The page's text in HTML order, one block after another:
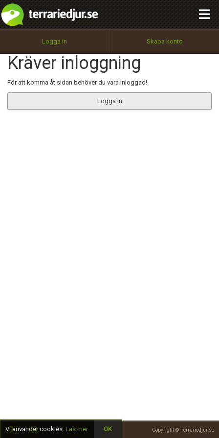
Logga in Skapa konto
Kräver inloggning
För att komma åt sidan behöver du vara inloggad!
Logga in
Copyright © Terrariedjur.se
Utför
100%
OK
integritetspolicy
Namn:
Epost:
Begär nytt lösenord
Tillbaka till förstasidan
Vi använder cookies. Läs mer OK